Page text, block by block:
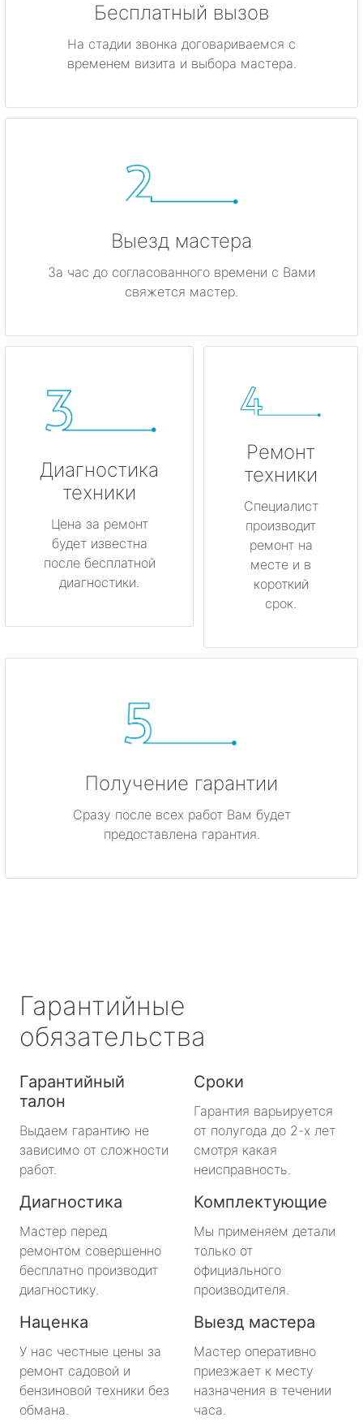
Бесплатный вызов
На стадии звонка договариваемся с
временем визита и выбора мастера.
Выезд мастера
За час до согласованного времени с Вами
свяжется мастер.
Диагностика
техники
Цена за ремонт
будет известна
после бесплатной
диагностики.
Ремонт
техники
Специалист
производит
ремонт на
месте и в
короткий
срок.
Получение гарантии
Сразу после всех работ Вам будет
предоставлена гарантия.
Гарантийные
обязательства
Гарантийный
талон
Выдаем гарантию не
зависимо от сложности
работ.
Сроки
Гарантия варьируется
от полугода до 2-х лет
смотря какая
неисправность.
Диагностика
Мастер перед
ремонтом совершенно
бесплатно производит
диагностику.
Комплектующие
Мы применяем детали
только от
официального
производителя.
Наценка
У нас честные цены за
ремонт садовой и
бензиновой техники без
обмана.
Выезд мастера
Мастер оперативно
приезжает к месту
назначения в течении
часа.